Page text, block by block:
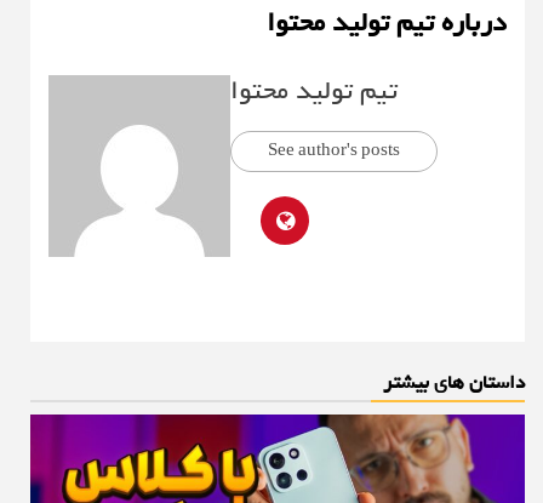
درباره تیم تولید محتوا
تیم تولید محتوا
See author's posts
داستان های بیشتر